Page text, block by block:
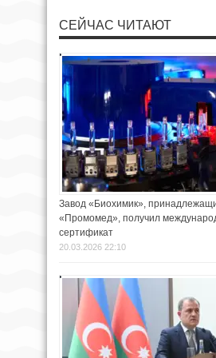
СЕЙЧАС ЧИТАЮТ
Завод «Биохимик»,
«Промомед», получил
сертификат
20.03.2026 22:10